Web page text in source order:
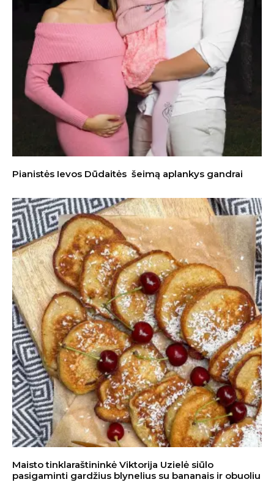
Pianistės Ievos Dūdaitės šeimą aplankys gandrai
Maisto tinklaraštininkė Viktorija Uzielė siūlo
pasigaminti gardžius blynelius su bananais ir obuoliu